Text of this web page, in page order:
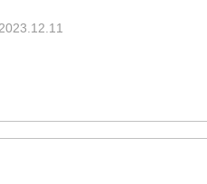
2023.12.11